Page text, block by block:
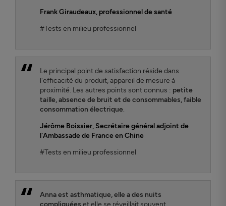
Frank Giraudeaux, professionnel de santé
#Tests en milieu professionnel
Le principal point de satisfaction réside dans
l'efficacité du produit, appareil de mesure à
proximité. Les autres points sont connus : petite
taille, absence de bruit et de consommables, faible
consommation électrique.
Jérôme Boissier, Secrétaire général adjoint de
l'Ambassade de France en Chine
#Tests en milieu professionnel
Anna est asthmatique, elle a des nuits
compliquées et elle se réveillait souvent.